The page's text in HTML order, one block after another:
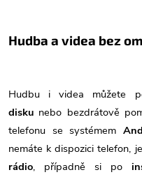
Hudba a videa bez
Hudbu i videa můžete
disku nebo bezdrátově
telefonu se systémem
nemáte k dispozici telefon,
rádio, případně si po